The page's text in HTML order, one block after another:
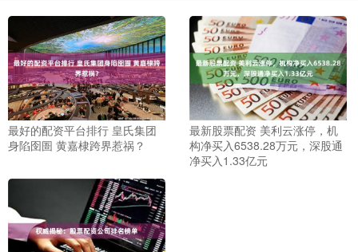
最好的配资平台排行 皇氏集团
身陷囹圄 黄嘉棣跨界惹祸？
最新股票配资 美利云涨停，机
构净买入6538.28万元，深股通
净买入1.33亿元